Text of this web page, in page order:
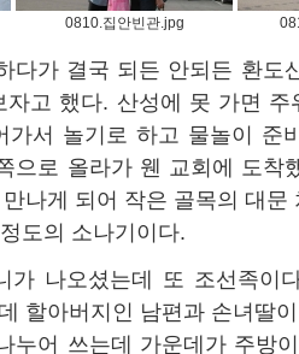
0810.집안빈관.jpg
다가 결국 되든 안되든 환도
자고 했다. 산성에 못 가면 주
가서 놀기로 하고 물놀이 준
으로 올라가 웬 교회에 도착
나게 되어 작은 골목의 대문
도의 소나기이다.
가 나오셨는데 또 조선족이
할아버지인 남편과 손녀딸
누어 쓰는데 가운데가 주방